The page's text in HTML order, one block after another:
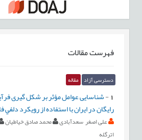
فهرست مقالات
دسترسی آزاد مقاله
-شناسایی عوامل مؤثر بر شکل گیری
رایگان در ایران با استفاده از رويکرد دلفي
علی اصغر سعدآبادی محمد صادق خیاطیان
اترگله